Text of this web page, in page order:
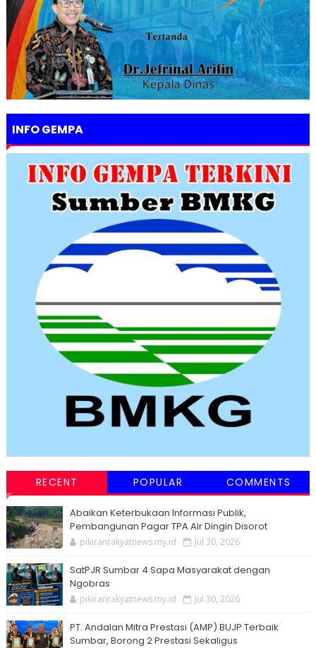
INFO GEMPA
RECENT POPULAR COMMENTS
Abaikan Keterbukaan Informasi Publik,
Pembangunan Pagar TPA Air Dingin Disorot
pikiranrakyatnews.my.id Jul 30, 2026
SatPJR Sumbar 4 Sapa Masyarakat dengan
Ngobras
pikiranrakyatnews.my.id Jul 30, 2026
PT. Andalan Mitra Prestasi (AMP) BUJP Terbaik
Sumbar, Borong 2 Prestasi Sekaligus